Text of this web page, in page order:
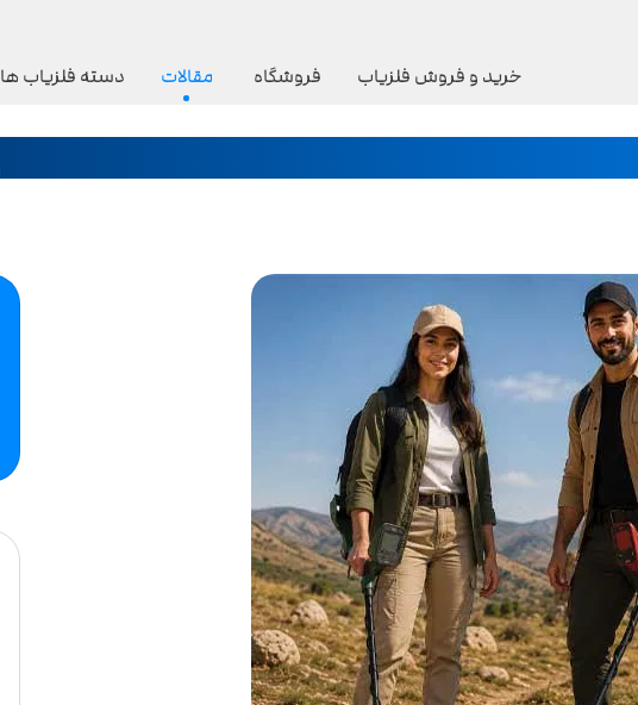
خرید و فروش فلزیاب فروشگاه مقالات دسته فلزیاب ها